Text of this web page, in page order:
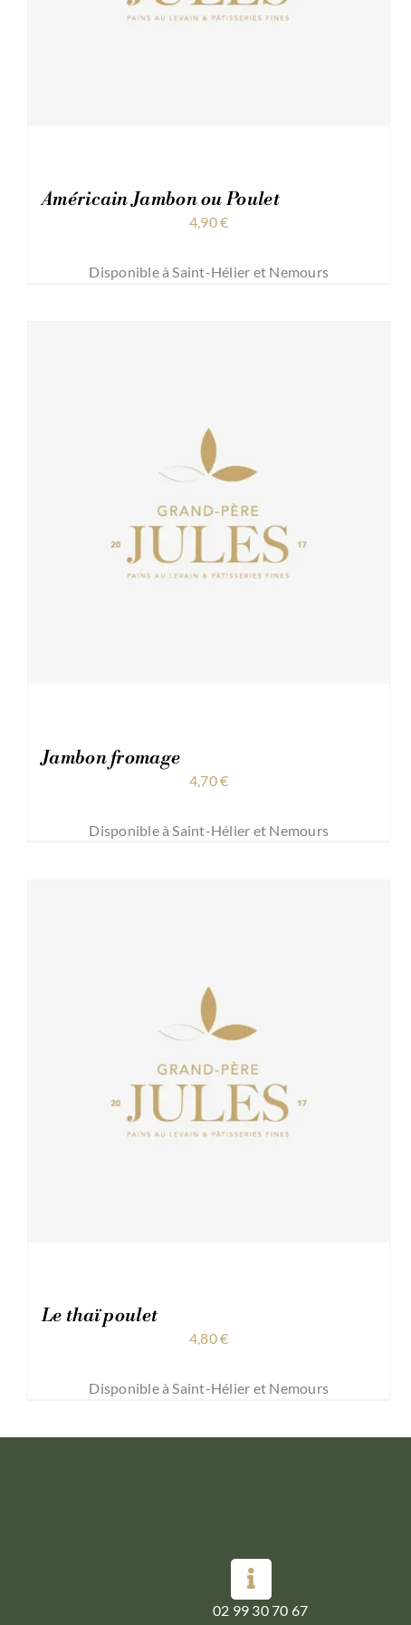
Américain Jambon ou Poulet
4,90€
Disponible à Saint-Hélier et Nemours
Jambon fromage
4,70€
Disponible à Saint-Hélier et Nemours
Le thaï poulet
4,80€
Disponible à Saint-Hélier et Nemours
02 99 30 70 67